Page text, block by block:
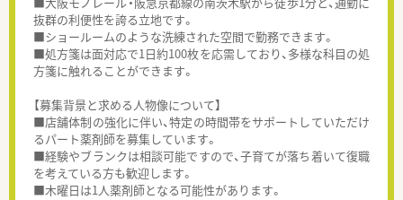
抜群の利便性を誇る立地です。
■ショールームのような洗練された空間で勤務できます。
■処方箋は面対応で1日約100枚を応需しており、多様な科目の処
方箋に触れることができます。
【募集背景と求める人物像について】
■店舗体制の強化に伴い、特定の時間帯をサポートしていただけ
るパート薬剤師を募集しています。
■経験やブランクは相談可能ですので、子育てが落ち着いて復職
を考えている方も歓迎します。
■木曜日は1人薬剤師となる可能性があります。